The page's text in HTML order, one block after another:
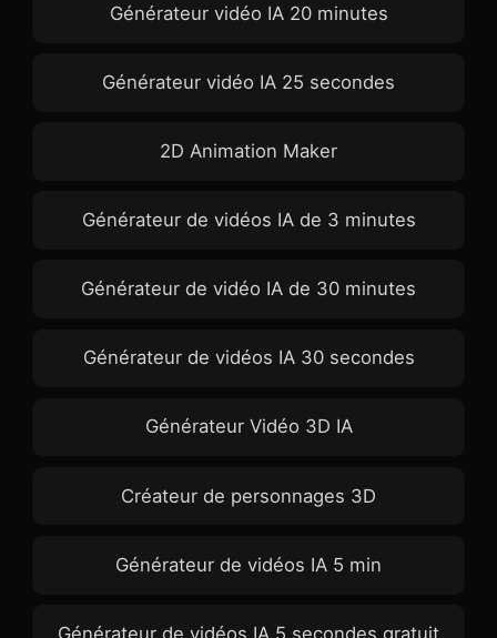
Générateur vidéo IA 20 minutes
Générateur vidéo IA 25 secondes
2D Animation Maker
Générateur de vidéos IA de 3 minutes
Générateur de vidéo IA de 30 minutes
Générateur de vidéos IA 30 secondes
Générateur Vidéo 3D IA
Créateur de personnages 3D
Générateur de vidéos IA 5 min
Générateur de vidéos IA 5 secondes gratuit